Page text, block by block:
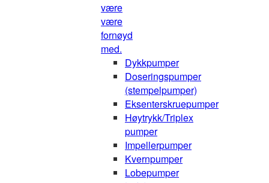
være
være
fornøyd
med.
Dykkpumper
Doseringspumper
(stempelpumper)
Eksenterskruepumper
Høytrykk/Triplex
pumper
Impellerpumper
Kvernpumper
Lobepumper